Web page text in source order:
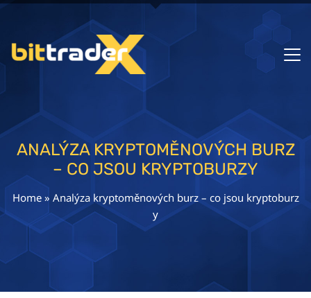
ANALÝZA KRYPTOMĚNOVÝCH BURZ
– CO JSOU KRYPTOBURZY
Home» Analýza kryptoměnových burz – co jsou kryptoburz
y